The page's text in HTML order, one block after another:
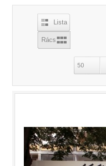
Lista
Rács
50